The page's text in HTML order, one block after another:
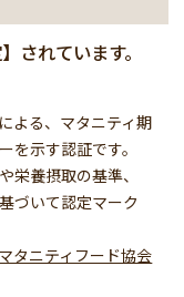
されています。
よる、マタニティ期
を示す認証です。
栄養摂取の基準、
づいて認定マーク
タニティフード協会